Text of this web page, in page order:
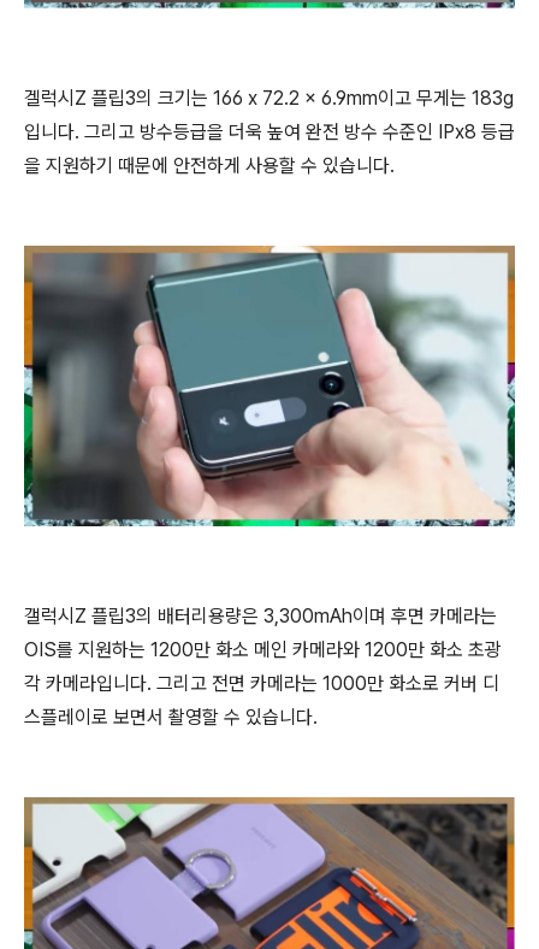
겔럭시Z 플립3의 크기는 166 x 72.2 x 6.9mm이고 무게는 183g
입니다. 그리고 방수등급을 더욱 높여 완전 방수 수준인 IPx8 등급
을 지원하기 때문에 안전하게 사용할 수 있습니다.
갤럭시Z 플립3의 배터리용량은 3,300mAh이며 후면 카메라는
OIS를 지원하는 1200만 화소 메인 카메라와 1200만 화소 초광
각 카메라입니다. 그리고 전면 카메라는 1000만 화소로 커버 디
스플레이로 보면서 촬영할 수 있습니다.